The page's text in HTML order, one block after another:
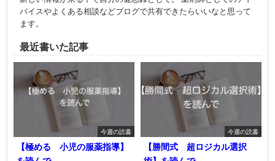
バイスやよくある相談などブログで共有できたらいいなと思って
ます。
最近書いた記事
今週の読書
【極める 小児の服薬指導】
今週の読書
【勝間式 超ロジカル選択